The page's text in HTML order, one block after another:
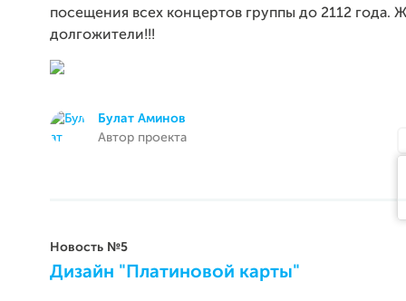
посещения всех концертов группы до 2112 года.
долгожители!!!
Булат Аминов
Автор проекта
Новость №5
Дизайн "Платиновой карты"